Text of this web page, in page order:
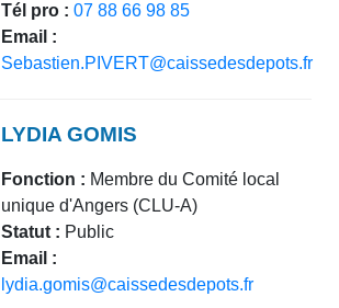
Tél pro : 07 88 66 98 85
Email :
Sebastien.PIVERT@caissedesdepots.fr
LYDIA GOMIS
Fonction : Membre du Comité local
unique d'Angers (CLU-A)
Statut : Public
Email :
lydia.gomis@caissedesdepots.fr